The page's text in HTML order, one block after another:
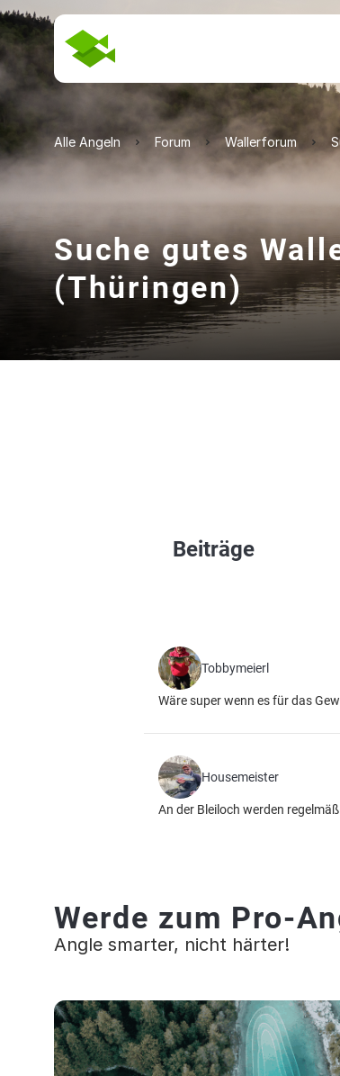
Alle Angeln Forum Wallerforum
Suche gutes
(Thüringen)
Beiträge
Tobbymeierl
Wäre super wenn es für das
Housemeister
An der Bleiloch werden
Werde zum Pro-
Angle smarter, nicht härter!